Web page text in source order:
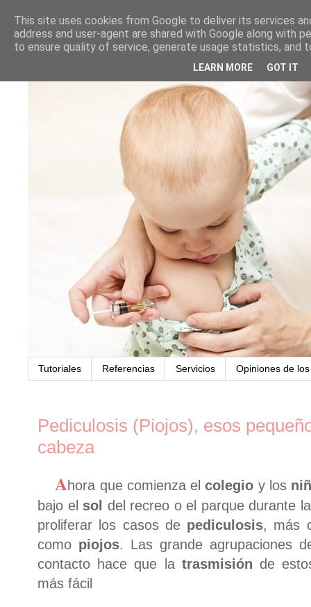
Tutoriales Referencias Servicios Opiniones de
Pediculosis (Piojos), esos
cabeza
Ahora que comienza elcolegio y los
bajo el sol
del recreo o el parque durante
proliferar los casos de pediculosis, más
como piojos. Las grande agrupaciones
contacto hace que la trasmisión de
más fácil
This site uses cookies from Google to deliver its services
address and user-agent are shared with Google along with
to ensure quality of service, generate usage statistics, and
LEARN MORE GOT IT